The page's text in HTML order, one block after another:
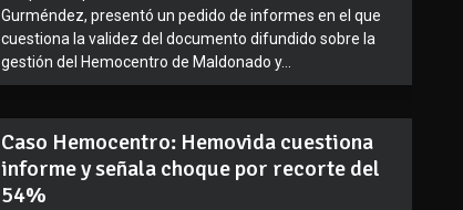
Gurméndez, presentó un pedido de informes en el que
cuestiona la validez del documento difundido sobre la
gestión del Hemocentro de Maldonado y...
Caso Hemocentro: Hemovida cuestiona
informe y señala choque por recorte del
54%